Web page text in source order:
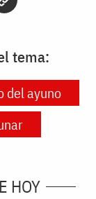
tema:
del ayuno
HOY